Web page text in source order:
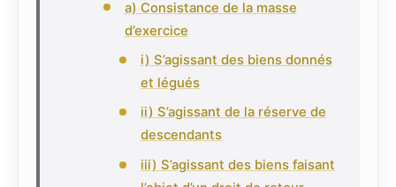
a) Consistance de la masse
d’exercice
i) S’agissant des biens donnés
et légués
ii) S’agissant de la réserve de
descendants
iii) S’agissant des biens faisant